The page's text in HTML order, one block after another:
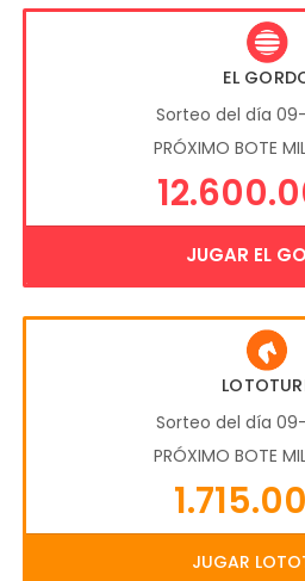
EL
Sorteo del día
PRÓXIMO BOTE
JUGAR EL
Sorteo del día
PRÓXIMO BOTE
JUGAR